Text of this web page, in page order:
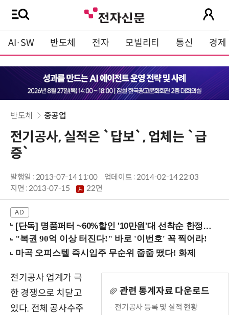
AI·SW 반도체 전자 모빌리티 통신 경제
반도체 중공업
전기공사, 실적은 `답보`, 업체는 `급
증`
발행일 : 2013-07-14 11:00
업데이트 : 2014-02-14 22:03
지면 :2013-07-15 22면
[단독] 명품퍼터 ~60%할인 '10만원'대 선착순 한정판매!
관련 통계자료 다운로드
전기공사 등록 및 실적 현황
전기공사 업계가 극
한 경쟁으로 치닫고
있다. 전체 공사수주